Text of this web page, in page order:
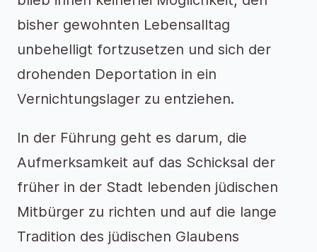
bisher gewohnten Lebensalltag
unbehelligt fortzusetzen und sich der
drohenden Deportation in ein
Vernichtungslager zu entziehen.
In der Führung geht es darum, die
Aufmerksamkeit auf das Schicksal der
früher in der Stadt lebenden jüdischen
Mitbürger zu richten und auf die lange
Tradition des jüdischen Glaubens